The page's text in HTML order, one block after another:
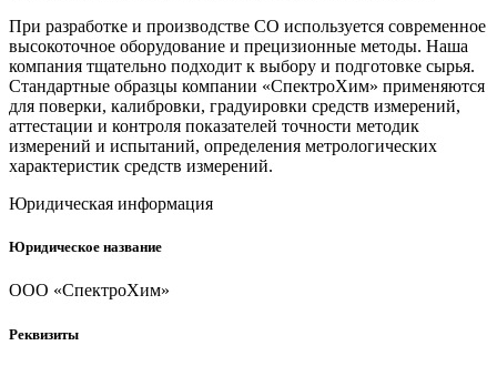
При разработке и производстве СО используется современное
высокоточное оборудование и прецизионные методы. Наша
компания тщательно подходит к выбору и подготовке сырья.
Стандартные образцы компании «СпектроХим» применяются
для поверки, калибровки, градуировки средств измерений,
аттестации и контроля показателей точности методик
измерений и испытаний, определения метрологических
характеристик средств измерений.
Юридическая информация
Юридическое название
ООО «СпектроХим»
Реквизиты